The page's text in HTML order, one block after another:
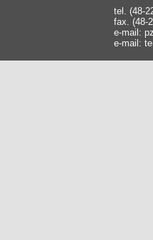
tel. (48-
fax. (48-
e-mail:
e-mail: